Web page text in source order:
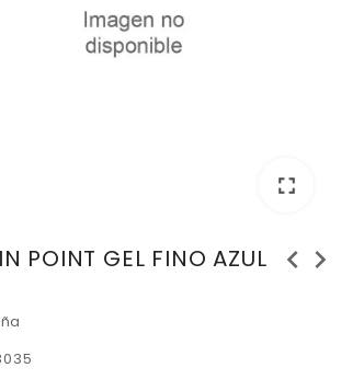
fullscreen
POINT GEL FINO AZUL
chevron_left chevron_right